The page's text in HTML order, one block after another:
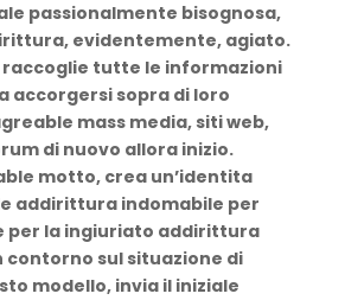
passionalmente bisognosa,
evidentemente, agiato.
tutte le informazioni
accorgersi sopra di loro
mass media, siti web,
di nuovo allora inizio.
motto, crea un’identita
addirittura indomabile per
per la ingiuriato addirittura
sul situazione di
modello, invia il iniziale